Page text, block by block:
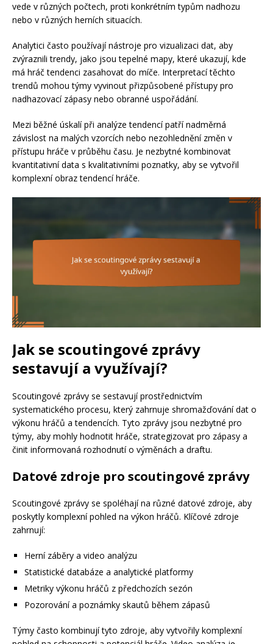
vede v různých počtech, proti konkrétním typům nadhozu
nebo v různých herních situacích.
Analytici často používají nástroje pro vizualizaci dat, aby
zvýraznili trendy, jako jsou tepelné mapy, které ukazují, kde
má hráč tendenci zasahovat do míče. Interpretací těchto
trendů mohou týmy vyvinout přizpůsobené přístupy pro
nadhazovací zápasy nebo obranné uspořádání.
Mezi běžné úskalí při analýze tendencí patří nadměrná
závislost na malých vzorcích nebo nezohlednění změn v
přístupu hráče v průběhu času. Je nezbytné kombinovat
kvantitativní data s kvalitativními poznatky, aby se vytvořil
komplexní obraz tendencí hráče.
Jak se scoutingové zprávy
sestavují a využívají?
Scoutingové zprávy se sestavují prostřednictvím
systematického procesu, který zahrnuje shromažďování dat o
výkonu hráčů a tendencích. Tyto zprávy jsou nezbytné pro
týmy, aby mohly hodnotit hráče, strategizovat pro zápasy a
činit informovaná rozhodnutí o výměnách a draftu.
Datové zdroje pro scoutingové zprávy
Scoutingové zprávy se spoléhají na různé datové zdroje, aby
poskytly komplexní pohled na výkon hráčů. Klíčové zdroje
zahrnují:
Herní záběry a video analýzu
Statistické databáze a analytické platformy
Metriky výkonu hráčů z předchozích sezón
Pozorování a poznámky skautů během zápasů
Týmy často kombinují tyto zdroje, aby vytvořily komplexní